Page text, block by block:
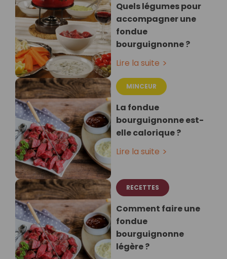
Quels légumes pour
accompagner une
fondue
bourguignonne ?
Lire la suite
MINCEUR
La fondue
bourguignonne est-
elle calorique ?
Lire la suite
RECETTES
Comment faire une
fondue
bourguignonne
légère ?